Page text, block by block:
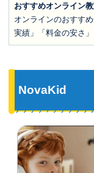
おすすめオンライン
オンラインのおすす
実績」「料金の安さ
NovaKid